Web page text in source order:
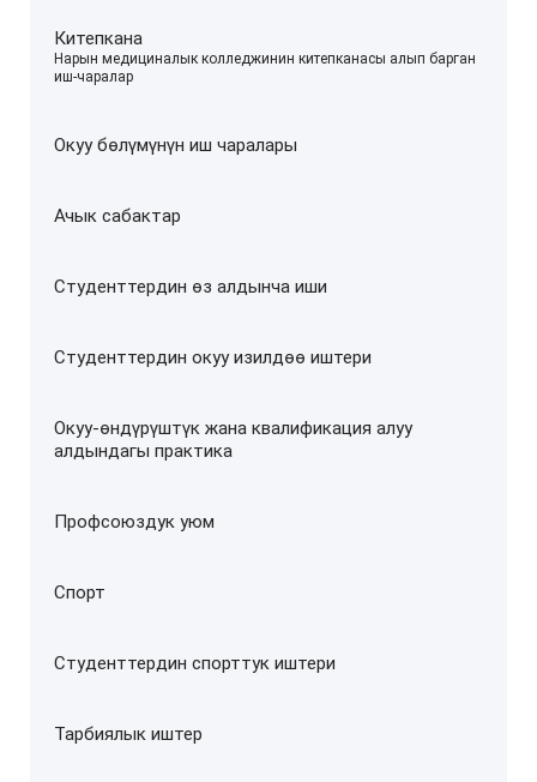
Китепкана
–
Нарын медициналык колледжинин китепканасы алып барган
иш-чаралар
Окуу бөлүмүнүн иш чаралары
Ачык сабактар
Студенттердин өз алдынча иши
Студенттердин окуу изилдөө иштери
Окуу-өндүрүштүк жана квалификация алуу
алдындагы практика
Профсоюздук уюм
Спорт
Студенттердин спорттук иштери
Тарбиялык иштер